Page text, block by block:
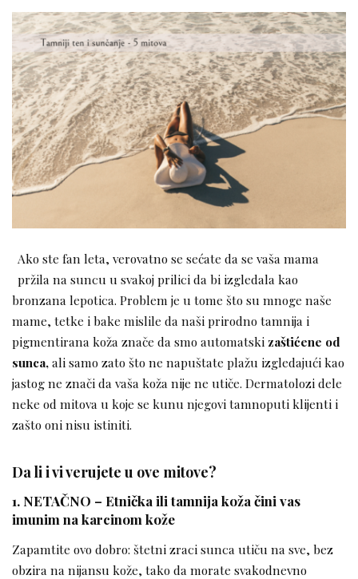
Ako ste fan leta, verovatno se sećate da se vaša mama
pržila na suncu u svakoj prilici da bi izgledala kao
bronzana lepotica. Problem je u tome što su mnoge naše
mame, tetke i bake mislile da naši prirodno tamnija i
pigmentirana koža znače da smo automatski zaštićene od
sunca,ali samo zato što ne napuštate plažu izgledajući kao
jastog ne znači da vaša koža nije ne utiče. Dermatolozi dele
neke od mitova u koje se kunu njegovi tamnoputi klijenti i
zašto oni nisu istiniti.
Da li i vi verujete u ove mitove?
1. NETAČNO – Etnička ili tamnija koža čini vas
imunim na karcinom kože
Zapamtite ovo dobro: štetni zraci sunca utiču na sve, bez
obzira na nijansu kože, tako da morate svakodnevno